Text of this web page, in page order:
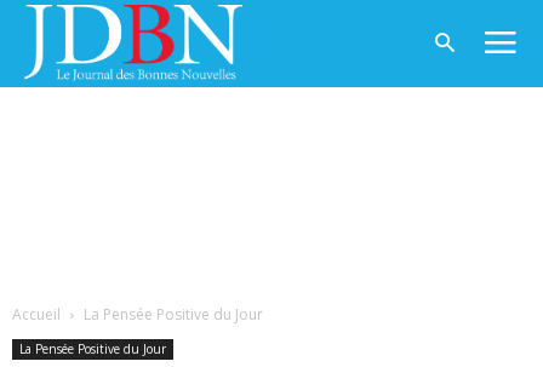
Accueil La Pensée Positive du Jour
La Pensée Positive du Jour